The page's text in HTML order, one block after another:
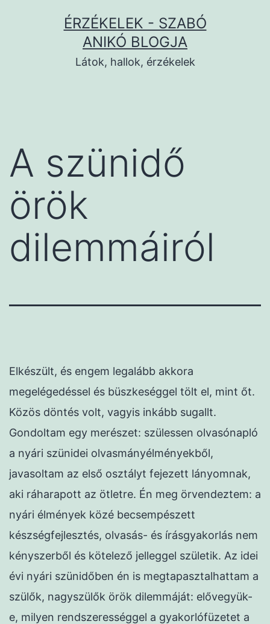
ÉRZÉKELEK - SZABÓ
ANIKÓ BLOGJA
Látok, hallok, érzékelek
A szünidő
örök
dilemmáiról
Elkészült, és engem legalább akkora
megelégedéssel és büszkeséggel tölt el, mint őt.
Közös döntés volt, vagyis inkább sugallt.
Gondoltam egy merészet: szülessen olvasónapló
a nyári szünidei olvasmányélményekből,
javasoltam az első osztályt fejezett lányomnak,
aki ráharapott az ötletre. Én meg örvendeztem: a
nyári élmények közé becsempészett
készségfejlesztés, olvasás- és írásgyakorlás nem
kényszerből és kötelező jelleggel születik. Az idei
évi nyári szünidőben én is megtapasztalhattam a
szülők, nagyszülők örök dilemmáját: elővegyük-
e, milyen rendszerességgel a gyakorlófüzetet a